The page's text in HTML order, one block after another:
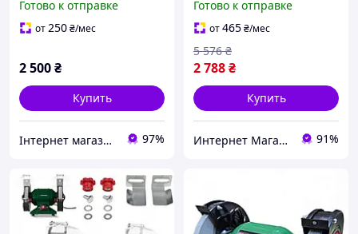
Бельгия
Готово к отправке
от250₴/мес
2 500₴
Купить
Інтернет магазин інструмента "BEST TOOLS" 97%
Электрический наждак,
MTS
Готово к отправке
от465₴/мес
2 788₴
5 576 ₴
Купить
Интернет Магазин "StepShop" 91%